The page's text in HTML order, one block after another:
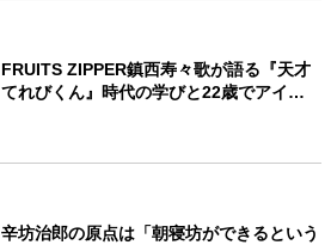
FRUITS ZIPPER鎮西寿々歌が語る『天才
てれびくん』時代の学びと22歳でアイ…
辛坊治郎の原点は「朝寝坊ができるという